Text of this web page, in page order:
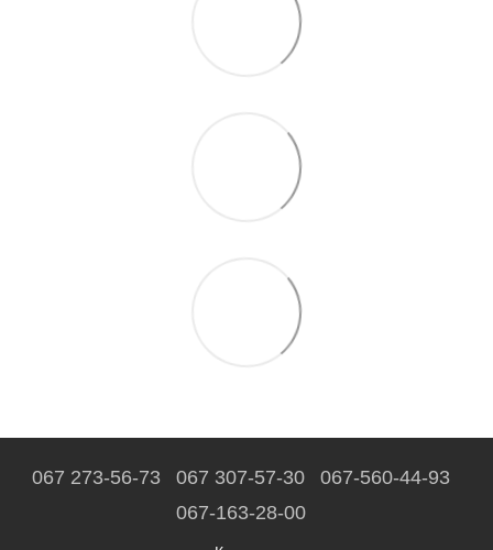
067 273-56-73 067 307-57-30
067-560-44-93
067-163-28-00